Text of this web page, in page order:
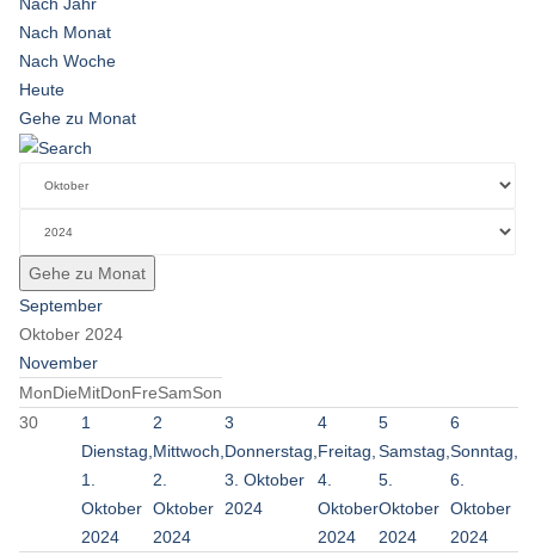
Nach Monat
Nach Woche
Heute
Gehe zu Monat
Gehe zu Monat
September
Oktober 2024
November
MonDieMitDonFreSamSon
30
1
Dienstag,
1.
Oktober
2024
2
Mittwoch,
2.
Oktober
2024
3
Donnerstag,
3. Oktober
2024
4
Freitag,
4.
Oktober
2024
5
Samstag,
5.
Oktober
2024
6
Sonntag,
6.
Oktober
2024